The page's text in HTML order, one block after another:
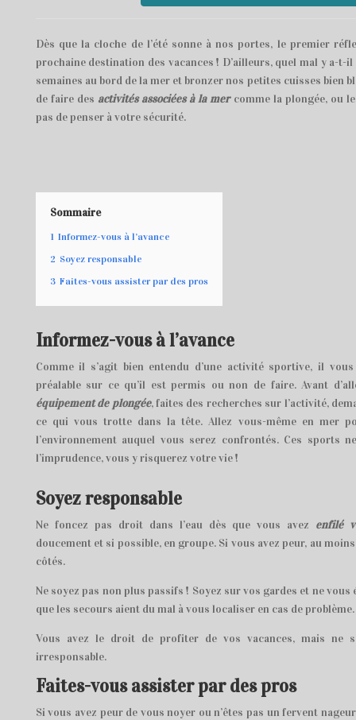
Dès que la cloche de l’été sonne à nos portes, le premier
prochaine destination des vacances ! D’ailleurs, quel mal y a-t-
semaines au bord de la mer et bronzer nos petites cuisses bien
de faire des activités associées à la mercomme la plongée, ou
pas de penser à votre sécurité.
Sommaire
1 Informez-vous à l’avance
2 Soyez responsable
3 Faites-vous assister par des pros
Informez-vous à l’avance
Comme il s’agit bien entendu d’une activité sportive, il
préalable sur ce qu’il est permis ou non de faire. Avant
équipement de plongée, faites des recherches sur l’activité,
ce qui vous trotte dans la tête. Allez vous-même en mer
l’environnement auquel vous serez confrontés. Ces sports
l’imprudence, vous y risquerez votre vie !
Soyez responsable
Ne foncez pas droit dans l’eau dès que vous avez enfilé
doucement et si possible, en groupe. Si vous avez peur, au
côtés.
Ne soyez pas non plus passifs ! Soyez sur vos gardes et ne
que les secours aient du mal à vous localiser en cas de problème.
Vous avez le droit de profiter de vos vacances, mais ne
irresponsable.
Faites-vous assister par des pros
Si vous avez peur de vous noyer ou n’êtes pas un fervent